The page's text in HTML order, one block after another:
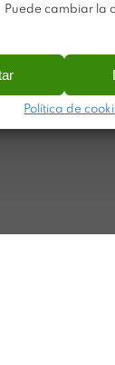
Puede cambiar la
Política de